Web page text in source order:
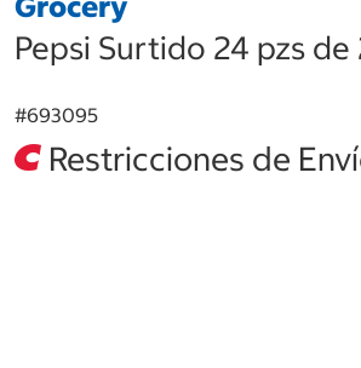
Pepsi Surtido 24 pzs de
#693095
Restricciones de